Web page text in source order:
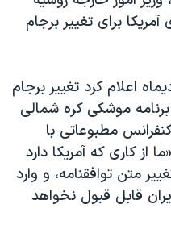
برای تغییر برجام
لاوروف روز دوشنبه ۲۵ دیماه اعلام کرد تغییر برجام
برنامه موشکی کره شمالی
مطبوعاتی با
از کاری که آمریکا دارد
متن توافقنامه، و وارد
قابل قبول نخواهد